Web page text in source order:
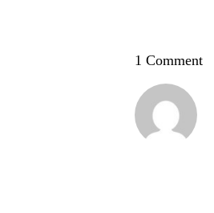
1 Comment